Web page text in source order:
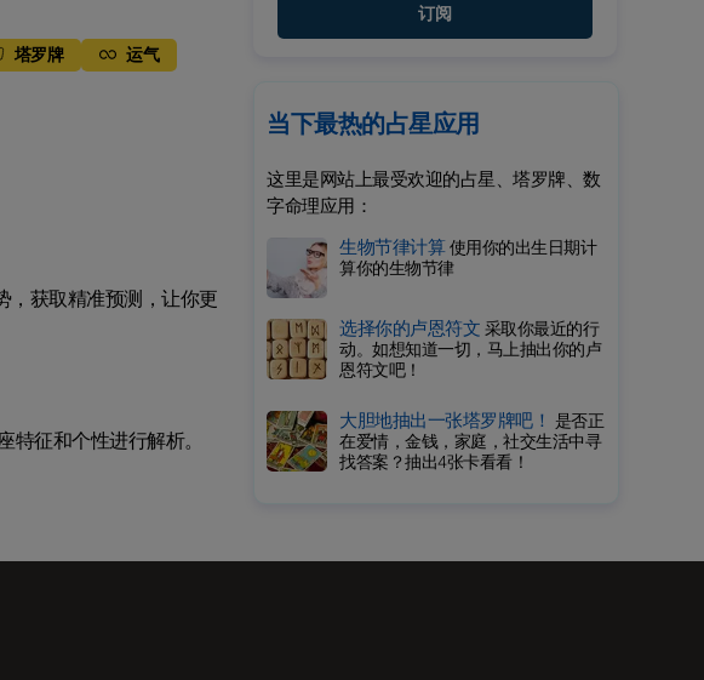
塔罗牌
运气
，获取精准预测，让你更
特征和个性进行解析。
订阅
当下最热的占星应用
这里是网站上最受欢迎的占星、塔罗牌、数
字命理应用：
生物节律计算使用你的出生日期计
算你的生物节律
选择你的卢恩符文采取你最近的行
动。如想知道一切，马上抽出你的卢
恩符文吧！
大胆地抽出一张塔罗牌吧！ 是否正
在爱情，金钱，家庭，社交生活中寻
找答案？抽出4张卡看看！